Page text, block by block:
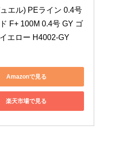
エル) PEライン 0.4号
F+ 100M 0.4号 GY ゴ
エロー H4002-GY
Amazonで見る
楽天市場で見る